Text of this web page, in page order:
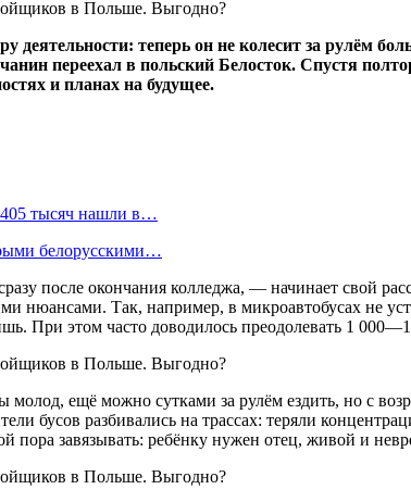
деятельности: теперь он не колесит за рулём
переехал в польский Белосток. Спустя
и планах на будущее.
тысяч нашли в…
белорусскими…
после окончания колледжа, — начинает свой
нюансами. Так, например, в микроавтобусах не
При этом часто доводилось преодолевать 1
молод, ещё можно сутками за рулём ездить, но с
бусов разбивались на трассах: теряли
пора завязывать: ребёнку нужен отец, живой и